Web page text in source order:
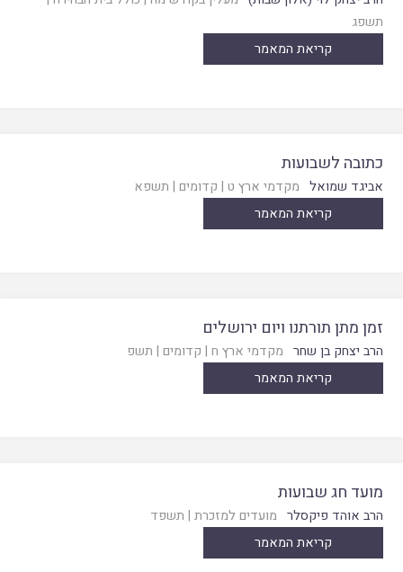
תשפג
קריאת המאמר
כתובה לשבועות
אביגד שמואל מקדמי ארץ ט | קדומים | תשפא
קריאת המאמר
זמן מתן תורתנו ויום ירושלים
הרב יצחק בן שחר מקדמי ארץ ח | קדומים | תשפ
קריאת המאמר
מועד חג שבועות
הרב אוהד פיקסלר מועדים למזכרת | תשפד
קריאת המאמר